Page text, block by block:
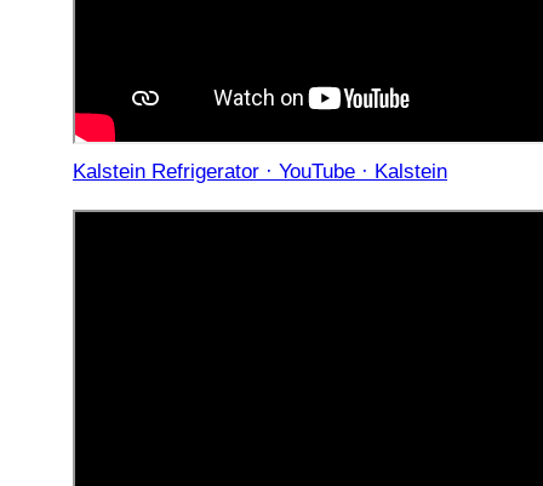
Kalstein Refrigerator · YouTube · Kalstein